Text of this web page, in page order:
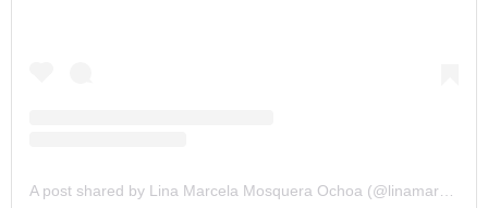
A post shared by Lina Marcela Mosquera Ochoa (@linamar8a)